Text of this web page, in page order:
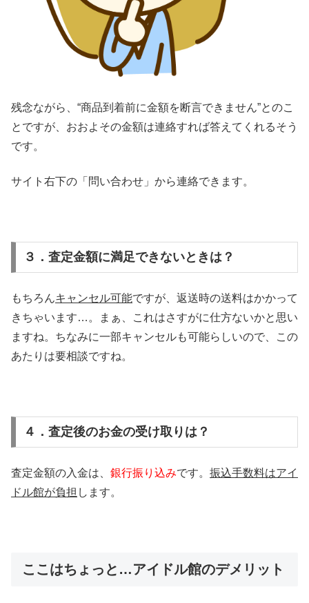
残念ながら、“商品到着前に金額を断言できません”とのこ
とですが、おおよその金額は連絡すれば答えてくれるそう
です。
サイト右下の「問い合わせ」から連絡できます。
３．査定金額に満足できないときは？
もちろんキャンセル可能ですが、返送時の送料はかかって
きちゃいます…。まぁ、これはさすがに仕方ないかと思い
ますね。ちなみに一部キャンセルも可能らしいので、この
あたりは要相談ですね。
４．査定後のお金の受け取りは？
査定金額の入金は、 銀行振り込みです。 振込手数料はアイ
ドル館が負担 します。
ここはちょっと…アイドル館のデメリット